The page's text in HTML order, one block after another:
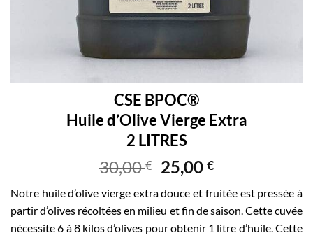
CSE BPOC®
Huile d’Olive Vierge Extra
2 LITRES
30,00€ 25,00€
Notre huile d’olive vierge extra douce et fruitée est pressée à
partir d’olives récoltées en milieu et fin de saison. Cette cuvée
nécessite 6 à 8 kilos d’olives pour obtenir 1 litre d’huile. Cette